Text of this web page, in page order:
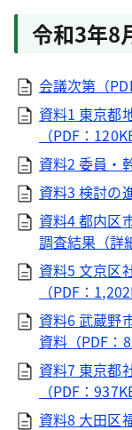
令和3年8
会議次第（
資料1 東京都
（PDF：
資料2 委員・
資料3 検討の
資料4 都内区
調査結果（詳
資料5 文京区
（PDF：
資料6 武蔵野
資料（PDF：
資料7 東京都
（PDF：
資料8 大田区